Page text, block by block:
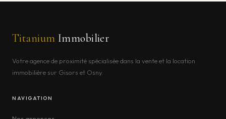
Titanium Immobilier
Votre agence de proximité spécialisée dans la vente et la location
immobilière sur Gisors et Osny.
NAVIGATION